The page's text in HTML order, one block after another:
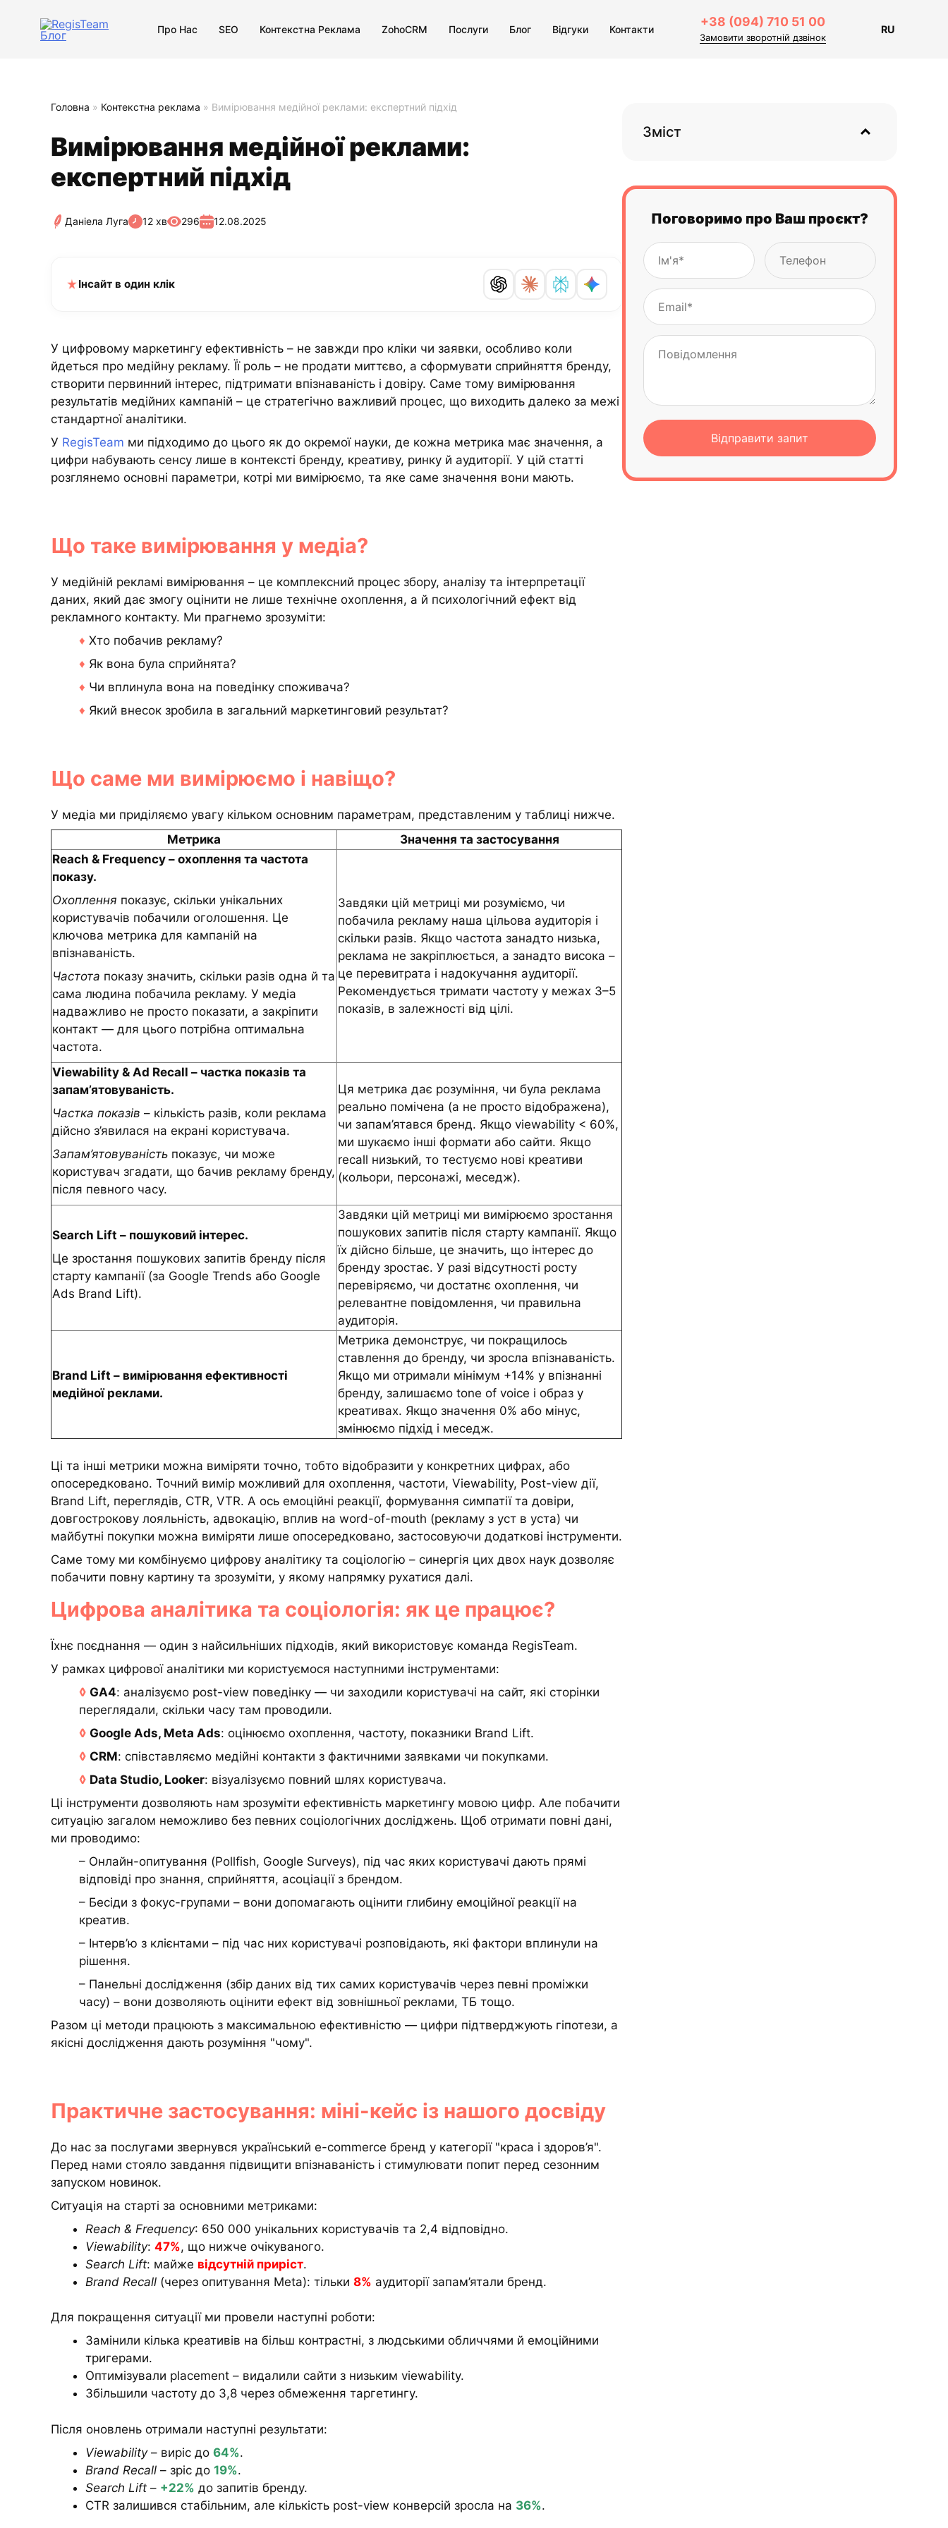
Про Нас SEO Контекстна Реклама ZohoCRM Послуги Блог Відгуки Контакти
+38 (094) 710 51 00
Замовити зворотній дзвінок
RU
Головна » Контекстна реклама » Вимірювання медійної реклами: експертний підхід
Вимірювання медійної реклами:
експертний підхід
Даніела Луга 12 хв 296 12.08.2025
Інсайт в один клік
У цифровому маркетингу ефективність – не завжди про кліки чи заявки, особливо коли
йдеться про медійну рекламу. Її роль – не продати миттєво, а сформувати сприйняття бренду,
створити первинний інтерес, підтримати впізнаваність і довіру. Саме тому вимірювання
результатів медійних кампаній – це стратегічно важливий процес, що виходить далеко за межі
стандартної аналітики.
У RegisTeam ми підходимо до цього як до окремої науки, де кожна метрика має значення, а
цифри набувають сенсу лише в контексті бренду, креативу, ринку й аудиторії. У цій статті
розглянемо основні параметри, котрі ми вимірюємо, та яке саме значення вони мають.
Що таке вимірювання у медіа?
У медійній рекламі вимірювання – це комплексний процес збору, аналізу та інтерпретації
даних, який дає змогу оцінити не лише технічне охоплення, а й психологічний ефект від
рекламного контакту. Ми прагнемо зрозуміти:
♦ Хто побачив рекламу?
♦ Як вона була сприйнята?
♦ Чи вплинула вона на поведінку споживача?
♦ Який внесок зробила в загальний маркетинговий результат?
Що саме ми вимірюємо і навіщо?
У медіа ми приділяємо увагу кільком основним параметрам, представленим у таблиці нижче.
Метрика
Значення та застосування
Reach & Frequency – охоплення та частота
показу.
Охоплення показує, скільки унікальних
користувачів побачили оголошення. Це
ключова метрика для кампаній на
впізнаваність.
Частота показу значить, скільки разів одна й та
сама людина побачила рекламу. У медіа
надважливо не просто показати, а закріпити
контакт — для цього потрібна оптимальна
частота.
Завдяки цій метриці ми розуміємо, чи
побачила рекламу наша цільова аудиторія і
скільки разів. Якщо частота занадто низька,
реклама не закріплюється, а занадто висока –
це перевитрата і надокучання аудиторії.
Рекомендується тримати частоту у межах 3–5
показів, в залежності від цілі.
Viewability & Ad Recall – частка показів та
запам’ятовуваність.
Частка показів – кількість разів, коли реклама
дійсно з’явилася на екрані користувача.
Запам’ятовуваність показує, чи може
користувач згадати, що бачив рекламу бренду,
після певного часу.
Ця метрика дає розуміння, чи була реклама
реально помічена (а не просто відображена),
чи запам’ятався бренд. Якщо viewability < 60%,
ми шукаємо інші формати або сайти. Якщо
recall низький, то тестуємо нові креативи
(кольори, персонажі, меседж).
Search Lift – пошуковий інтерес.
Це зростання пошукових запитів бренду після
старту кампанії (за Google Trends або Google
Ads Brand Lift).
Завдяки цій метриці ми вимірюємо зростання
пошукових запитів після старту кампанії. Якщо
їх дійсно більше, це значить, що інтерес до
бренду зростає. У разі відсутності росту
перевіряємо, чи достатнє охоплення, чи
релевантне повідомлення, чи правильна
аудиторія.
Brand Lift – вимірювання ефективності
медійної реклами.
Метрика демонструє, чи покращилось
ставлення до бренду, чи зросла впізнаваність.
Якщо ми отримали мінімум +14% у впізнанні
бренду, залишаємо tone of voice і образ у
креативах. Якщо значення 0% або мінус,
змінюємо підхід і меседж.
Ці та інші метрики можна виміряти точно, тобто відобразити у конкретних цифрах, або
опосередковано. Точний вимір можливий для охоплення, частоти, Viewability, Post-view дії,
Brand Lift, переглядів, CTR, VTR. А ось емоційні реакції, формування симпатії та довіри,
довгострокову лояльність, адвокацію, вплив на word-of-mouth (рекламу з уст в уста) чи
майбутні покупки можна виміряти лише опосередковано, застосовуючи додаткові інструменти.
Саме тому ми комбінуємо цифрову аналітику та соціологію – синергія цих двох наук дозволяє
побачити повну картину та зрозуміти, у якому напрямку рухатися далі.
Цифрова аналітика та соціологія: як це працює?
Їхнє поєднання — один з найсильніших підходів, який використовує команда RegisTeam.
У рамках цифрової аналітики ми користуємося наступними інструментами:
◊ GA4: аналізуємо post-view поведінку — чи заходили користувачі на сайт, які сторінки
переглядали, скільки часу там проводили.
◊ Google Ads, Meta Ads: оцінюємо охоплення, частоту, показники Brand Lift.
◊ CRM: співставляємо медійні контакти з фактичними заявками чи покупками.
◊ Data Studio, Looker: візуалізуємо повний шлях користувача.
Ці інструменти дозволяють нам зрозуміти ефективність маркетингу мовою цифр. Але побачити
ситуацію загалом неможливо без певних соціологічних досліджень. Щоб отримати повні дані,
ми проводимо:
– Онлайн-опитування (Pollfish, Google Surveys), під час яких користувачі дають прямі
відповіді про знання, сприйняття, асоціації з брендом.
– Бесіди з фокус-групами – вони допомагають оцінити глибину емоційної реакції на
креатив.
– Інтерв’ю з клієнтами – під час них користувачі розповідають, які фактори вплинули на
рішення.
– Панельні дослідження (збір даних від тих самих користувачів через певні проміжки
часу) – вони дозволяють оцінити ефект від зовнішньої реклами, ТБ тощо.
Разом ці методи працюють з максимальною ефективністю — цифри підтверджують гіпотези, а
якісні дослідження дають розуміння "чому".
Практичне застосування: міні-кейс із нашого досвіду
До нас за послугами звернувся український e-commerce бренд у категорії "краса і здоров’я".
Перед нами стояло завдання підвищити впізнаваність і стимулювати попит перед сезонним
запуском новинок.
Ситуація на старті за основними метриками:
Reach & Frequency: 650 000 унікальних користувачів та 2,4 відповідно.
Viewability: 47%, що нижче очікуваного.
Search Lift: майже відсутній приріст.
Brand Recall(через опитування Meta): тільки 8% аудиторії запам’ятали бренд.
Для покращення ситуації ми провели наступні роботи:
Замінили кілька креативів на більш контрастні, з людськими обличчями й емоційними
тригерами.
Оптимізували placement – видалили сайти з низьким viewability.
Збільшили частоту до 3,8 через обмеження таргетингу.
Після оновлень отримали наступні результати:
Viewability– виріс до 64%.
Brand Recall– зріс до 19%.
Search Lift– +22% до запитів бренду.
CTR залишився стабільним, але кількість post-view конверсій зросла на 36%.
Зміст
Поговоримо про Ваш проєкт?